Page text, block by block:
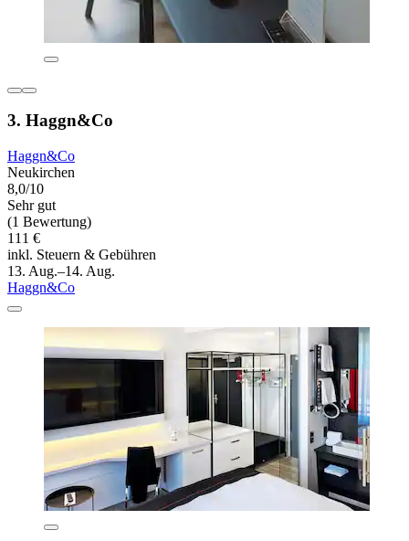
3. Haggn&Co
Haggn&Co
Neukirchen
8,0/10
Sehr gut
(1 Bewertung)
111 €
inkl. Steuern & Gebühren
13. Aug.–14. Aug.
Haggn&Co